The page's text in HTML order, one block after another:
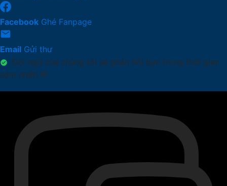
Facebook Ghé Fanpage
Email Gửi thư
Đội ngũ của chúng tôi sẽ phản hồi bạn trong thời gian
sớm nhất! 👋